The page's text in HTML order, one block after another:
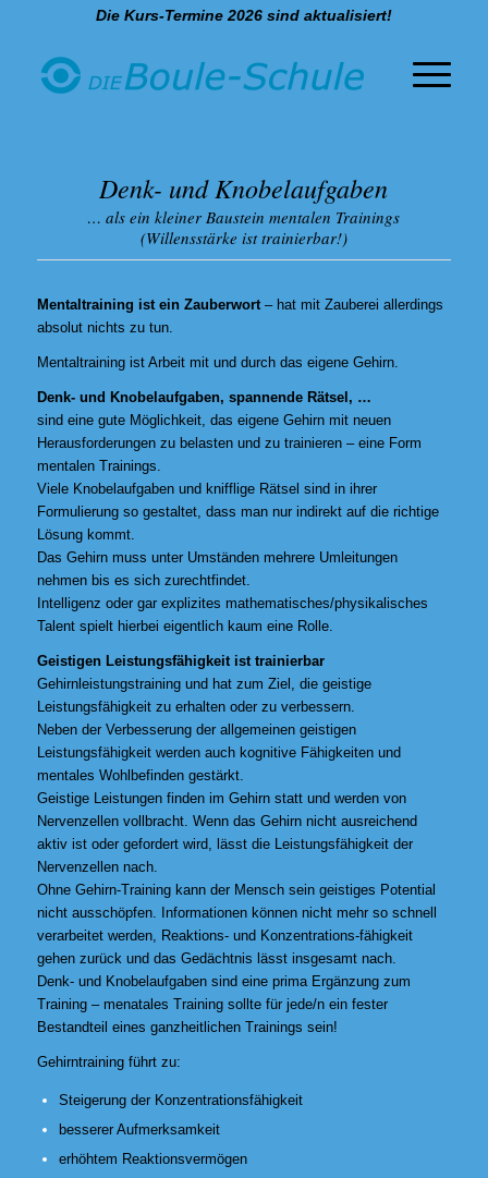
Die Kurs-Termine 2026 sind aktualisiert!
Denk- und Knobelaufgaben
… als ein kleiner Baustein mentalen Trainings
(Willensstärke ist trainierbar!)
Mentaltraining ist ein Zauberwort– hat mit Zauberei allerdings
absolut nichts zu tun.
Mentaltraining ist Arbeit mit und durch das eigene Gehirn.
Denk- und Knobelaufgaben, spannende Rätsel, …
sind eine gute Möglichkeit, das eigene Gehirn mit neuen
Herausforderungen zu belasten und zu trainieren – eine Form
mentalen Trainings.
Viele Knobelaufgaben und knifflige Rätsel sind in ihrer
Formulierung so gestaltet, dass man nur indirekt auf die richtige
Lösung kommt.
Das Gehirn muss unter Umständen mehrere Umleitungen
nehmen bis es sich zurechtfindet.
Intelligenz oder gar explizites mathematisches/physikalisches
Talent spielt hierbei eigentlich kaum eine Rolle.
Geistigen Leistungsfähigkeit ist trainierbar
Gehirnleistungstraining und hat zum Ziel, die geistige
Leistungsfähigkeit zu erhalten oder zu verbessern.
Neben der Verbesserung der allgemeinen geistigen
Leistungsfähigkeit werden auch kognitive Fähigkeiten und
mentales Wohlbefinden gestärkt.
Geistige Leistungen finden im Gehirn statt und werden von
Nervenzellen vollbracht. Wenn das Gehirn nicht ausreichend
aktiv ist oder gefordert wird, lässt die Leistungsfähigkeit der
Nervenzellen nach.
Ohne Gehirn-Training kann der Mensch sein geistiges Potential
nicht ausschöpfen. Informationen können nicht mehr so schnell
verarbeitet werden, Reaktions- und Konzentrations-fähigkeit
gehen zurück und das Gedächtnis lässt insgesamt nach.
Denk- und Knobelaufgaben sind eine prima Ergänzung zum
Training – menatales Training sollte für jede/n ein fester
Bestandteil eines ganzheitlichen Trainings sein!
Gehirntraining führt zu:
Steigerung der Konzentrationsfähigkeit
besserer Aufmerksamkeit
erhöhtem Reaktionsvermögen